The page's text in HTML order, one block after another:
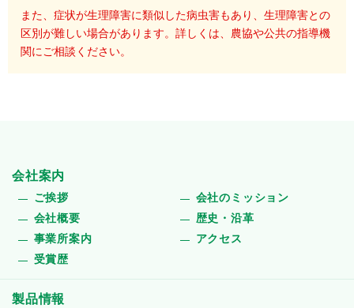
また、症状が生理障害に類似した病虫害もあり、生理障害との
区別が難しい場合があります。詳しくは、農協や公共の指導機
関にご相談ください。
会社案内
ご挨拶
会社のミッション
会社概要
歴史・沿革
事業所案内
アクセス
受賞歴
製品情報